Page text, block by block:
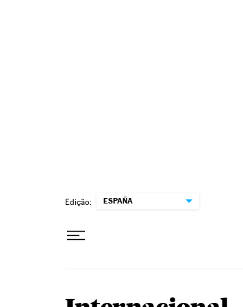
Edição: ESPAÑA